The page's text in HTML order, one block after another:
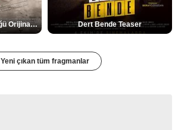
Bir Kadının Seks Günlüğü Orijinal Fragman Dert Bende Teaser
Yeni çıkan tüm fragmanlar